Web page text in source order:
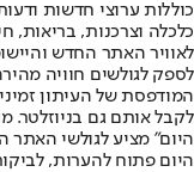
כוללות ערוצי חדשות
לאוויר האתר החדש
לספק לגולשים חוויה
המודפסת של העיתון
לקבל אותם גם בניוזלטר.
היום" מציע לגולשי האתר
היום פתוח להערות,